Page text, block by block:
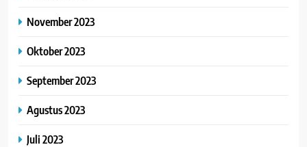
November 2023
Oktober 2023
September 2023
Agustus 2023
Juli 2023